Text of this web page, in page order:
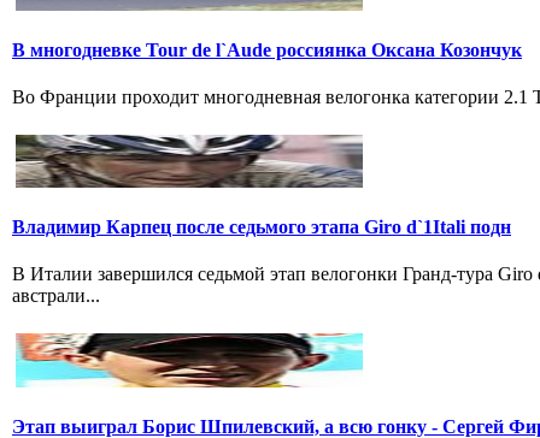
В многодневке Tour de l`Aude россиянка Оксана Козончук
Во Франции проходит многодневная велогонка категории
Владимир Карпец после седьмого этапа Giro d`1Itali подн
В Италии завершился седьмой этап велогонки Гранд-тура
австрали...
Этап выиграл Борис Шпилевский, а всю гонку - Сергей